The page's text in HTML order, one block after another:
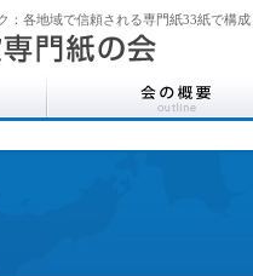
：各地域で信頼される専門紙33紙で構成